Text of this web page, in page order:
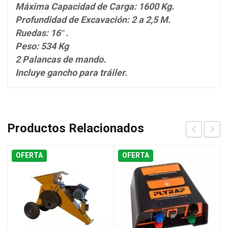
Máxima Capacidad de Carga: 1600 Kg.
Profundidad de Excavación: 2 a 2,5 M.
Ruedas: 16″.
Peso: 534 Kg
2 Palancas de mando.
Incluye gancho para tráiler.
Productos Relacionados
OFERTA OFERTA